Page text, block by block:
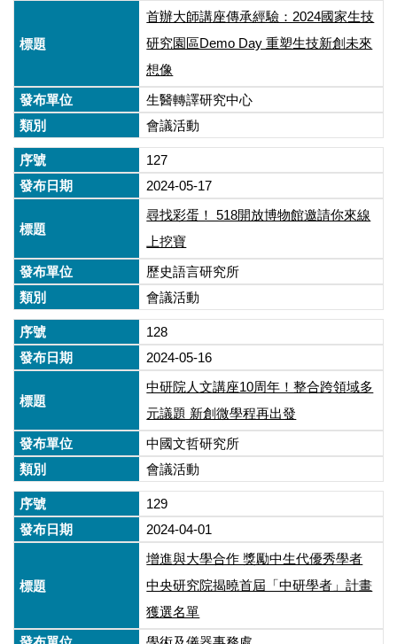
首辦大師講座傳承經驗：2024國家生技
研究園區Demo Day 重塑生技新創未來
想像
生醫轉譯研究中心
會議活動
127
2024-05-17
尋找彩蛋！ 518開放博物館邀請你來線
上挖寶
歷史語言研究所
會議活動
128
2024-05-16
中研院人文講座10周年！整合跨領域多
元議題 新創微學程再出發
中國文哲研究所
會議活動
129
2024-04-01
增進與大學合作 獎勵中生代優秀學者
中央研究院揭曉首屆「中研學者」計畫
獲選名單